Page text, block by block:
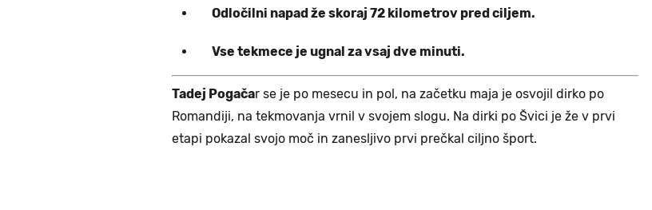
Odločilni napad že skoraj 72 kilometrov pred ciljem.
Vse tekmece je ugnal za vsaj dve minuti.
Tadej Pogačar se je po mesecu in pol, na začetku maja je osvojil dirko po
Romandiji, na tekmovanja vrnil v svojem slogu. Na dirki po Švici je že v prvi
etapi pokazal svojo moč in zanesljivo prvi prečkal ciljno šport.